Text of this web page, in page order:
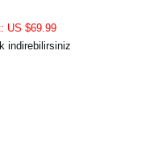
US $69.99
indirebilirsiniz